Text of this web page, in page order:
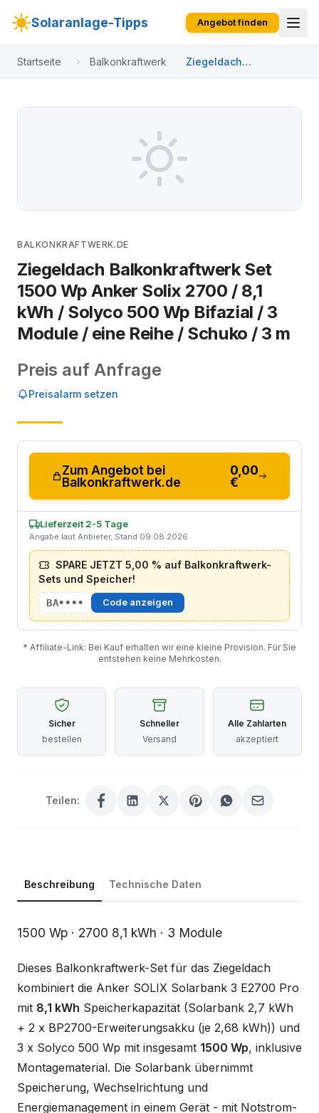
Solaranlage-Tipps Angebot finden
Startseite Balkonkraftwerk
Ziegeldach
Balkonkraftwerk Set
2700 / 8,1 kWh / Solyco
BALKONKRAFTWERK.DE
Ziegeldach Balkonkraftwerk Set
1500 Wp Anker Solix 2700 / 8,1
kWh / Solyco 500 Wp Bifazial / 3
Module / eine Reihe / Schuko / 3 m
Preis auf Anfrage
Preisalarm setzen
Zum Angebot bei
Balkonkraftwerk.de
0,00
€
Lieferzeit 2-5 Tage
Angabe laut Anbieter, Stand 09.08.2026
SPARE JETZT 5,00 % auf Balkonkraftwerk-
Sets und Speicher!
BA•••• Code anzeigen
* Affiliate-Link: Bei Kauf erhalten wir eine kleine Provision. Für Sie
entstehen keine Mehrkosten.
Sicher
bestellen
Schneller
Versand
Alle Zahlarten
akzeptiert
Teilen:
Beschreibung Technische Daten
Beschreibung
1500 Wp · 2700 8,1 kWh · 3 Module
Dieses Balkonkraftwerk-Set für das Ziegeldach
kombiniert die Anker SOLIX Solarbank 3 E2700 Pro
mit 8,1 kWh Speicherkapazität (Solarbank 2,7 kWh
+ 2 x BP2700-Erweiterungsakku (je 2,68 kWh)) und
3 x Solyco 500 Wp mit insgesamt 1500 Wp, inklusive
Montagematerial. Die Solarbank übernimmt
Speicherung, Wechselrichtung und
Energiemanagement in einem Gerät - mit Notstrom-